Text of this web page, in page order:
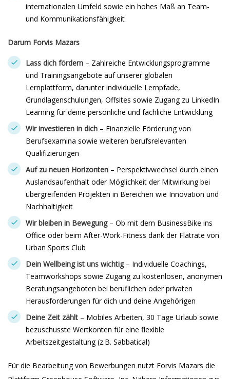
internationalen Umfeld sowie ein hohes Maß an Team-
und Kommunikationsfähigkeit
Darum Forvis Mazars
Lass dich fördern – Zahlreiche Entwicklungsprogramme
und Trainingsangebote auf unserer globalen
Lernplattform, darunter individuelle Lernpfade,
Grundlagenschulungen, Offsites sowie Zugang zu LinkedIn
Learning für deine persönliche und fachliche Entwicklung
Wir investieren in dich – Finanzielle Förderung von
Berufsexamina sowie weiteren berufsrelevanten
Qualifizierungen
Auf zu neuen Horizonten – Perspektivwechsel durch einen
Auslandsaufenthalt oder Möglichkeit der Mitwirkung bei
übergreifenden Projekten in Bereichen wie Innovation und
Nachhaltigkeit
Wir bleiben in Bewegung– Ob mit dem BusinessBike ins
Office oder beim After-Work-Fitness dank der Flatrate von
Urban Sports Club
Dein Wellbeing ist uns wichtig – Individuelle Coachings,
Teamworkshops sowie Zugang zu kostenlosen, anonymen
Beratungsangeboten bei beruflichen oder privaten
Herausforderungen für dich und deine Angehörigen
Deine Zeit zählt – Mobiles Arbeiten, 30 Tage Urlaub sowie
bezuschusste Wertkonten für eine flexible
Arbeitszeitgestaltung (z.B. Sabbatical)
Für die Bearbeitung von Bewerbungen nutzt Forvis Mazars die